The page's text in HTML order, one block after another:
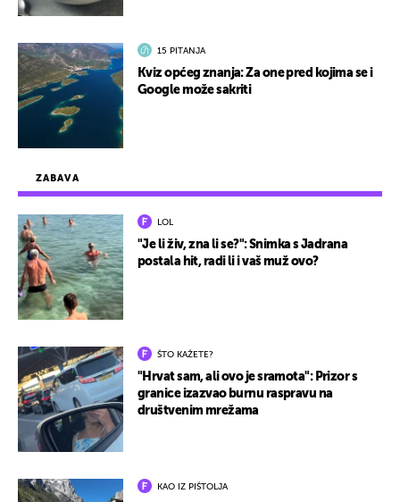
ZABAVA
LOL
"Je li živ, zna li se?": Snimka s Jadrana
postala hit, radi li i vaš muž ovo?
ŠTO KAŽETE?
"Hrvat sam, ali ovo je sramota": Prizor s
granice izazvao burnu raspravu na
društvenim mrežama
KAO IZ PIŠTOLJA
15 PITANJA
Kviz općeg znanja: Za one pred kojima se i
Google može sakriti